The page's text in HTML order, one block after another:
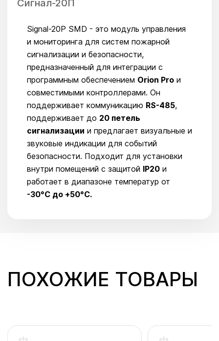
Сигнал-20П
Signal-20P SMD - это модуль управления
и мониторинга для систем пожарной
сигнализации и безопасности,
предназначенный для интеграции с
программным обеспечением Orion Pro и
совместимыми контроллерами. Он
поддерживает коммуникацию RS-485,
поддерживает до 20 петель
сигнализации и предлагает визуальные и
звуковые индикации для событий
безопасности. Подходит для установки
внутри помещений с защитой IP20 и
работает в диапазоне температур от
-30°C до +50°C.
ПОХОЖИЕ ТОВАРЫ